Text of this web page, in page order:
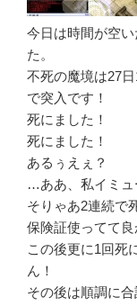
今日は時間が空
た。
不死の魔境は27
で突入です！
死にました！
死にました！
あるぅえぇ？
…ああ、私イミュ
そりゃあ2連続で
保険証使ってて良
この後更に1回死
ん！
その後は順調に合